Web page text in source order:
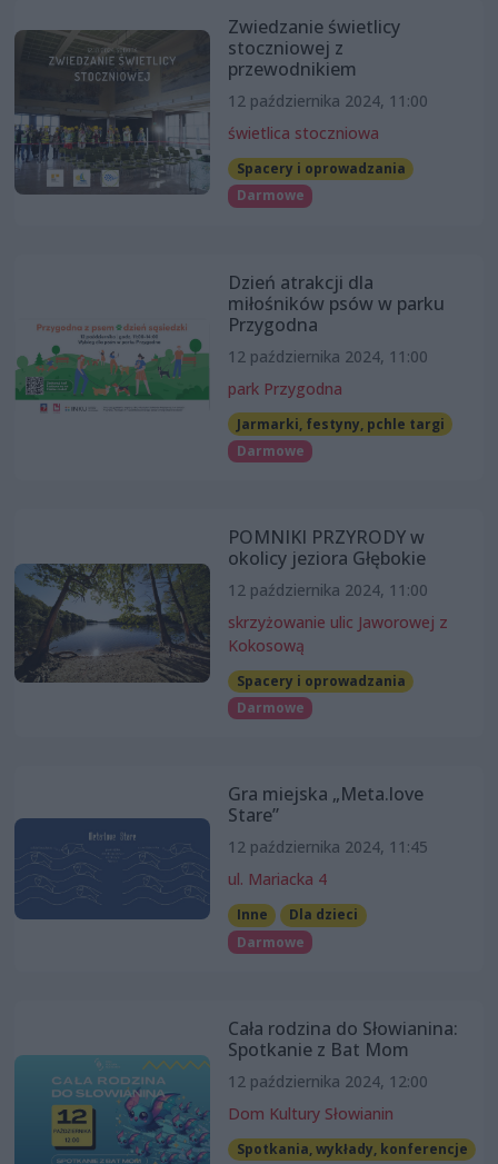
Zwiedzanie świetlicy
stoczniowej z
przewodnikiem
12 października 2024, 11:00
świetlica stoczniowa
Spacery i oprowadzania
Darmowe
Dzień atrakcji dla
miłośników psów w parku
Przygodna
12 października 2024, 11:00
park Przygodna
Jarmarki, festyny, pchle targi
Darmowe
POMNIKI PRZYRODY w
okolicy jeziora Głębokie
12 października 2024, 11:00
skrzyżowanie ulic Jaworowej z
Kokosową
Spacery i oprowadzania
Darmowe
Gra miejska „Meta.love
Stare”
12 października 2024, 11:45
ul. Mariacka 4
Inne
Dla dzieci
Darmowe
Cała rodzina do Słowianina:
Spotkanie z Bat Mom
12 października 2024, 12:00
Dom Kultury Słowianin
Spotkania, wykłady, konferencje